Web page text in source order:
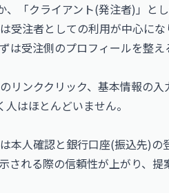
「クライアント(発注者)」と
受注者としての利用が中心に
は受注側のプロフィールを整え
リンククリック、基本情報の入
はほとんどいません。
本人確認と銀行口座(振込先)の
される際の信頼性が上がり、提